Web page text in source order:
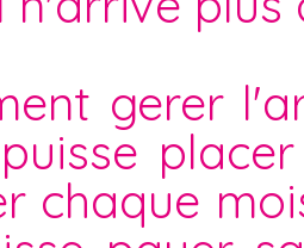
gerer
chaque